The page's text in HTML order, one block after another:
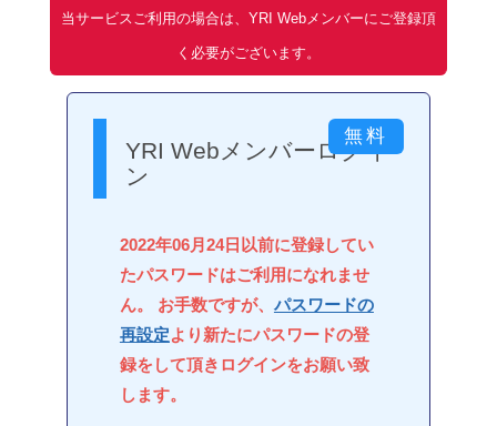
当サービスご利用の場合は、YRI Webメンバーにご登録頂
く必要がございます。
YRI Webメンバーログイ
ン
2022年06月24日以前に登録してい
たパスワードはご利用になれませ
ん。 お手数ですが、 パスワードの
再設定より新たにパスワードの登
録をして頂きログインをお願い致
します。